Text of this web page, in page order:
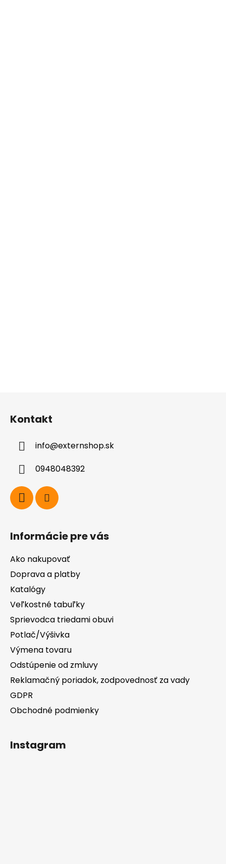
Kontakt
info@externshop.sk
0948048392
Informácie pre vás
Ako nakupovať
Doprava a platby
Katalógy
Veľkostné tabuľky
Sprievodca triedami obuvi
Potlač/Výšivka
Výmena tovaru
Odstúpenie od zmluvy
Reklamačný poriadok, zodpovednosť za vady
GDPR
Obchodné podmienky
Instagram